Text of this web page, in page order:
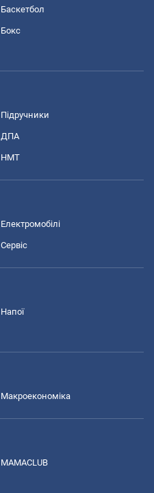
Баскетбол
Бокс
Підручники
ДПА
НМТ
Електромобілі
Сервіс
Напої
Макроекономіка
MAMACLUB